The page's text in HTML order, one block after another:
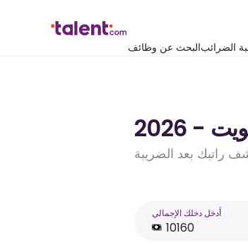
البحث عن وظائفالضرائب
راتبك بعد الضريبة
أَدخل دخلك الإجمالي